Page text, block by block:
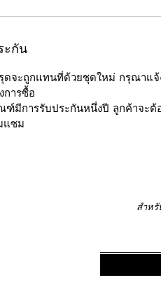
ะกัน
ดจะถูกแทนที่ด้วยชุดใหม่ กรุณาแจ้
การซื้อ
ฑ์มีการรับประกันหนึ่งปี ลูกค้าจะต้
แซม
สำห